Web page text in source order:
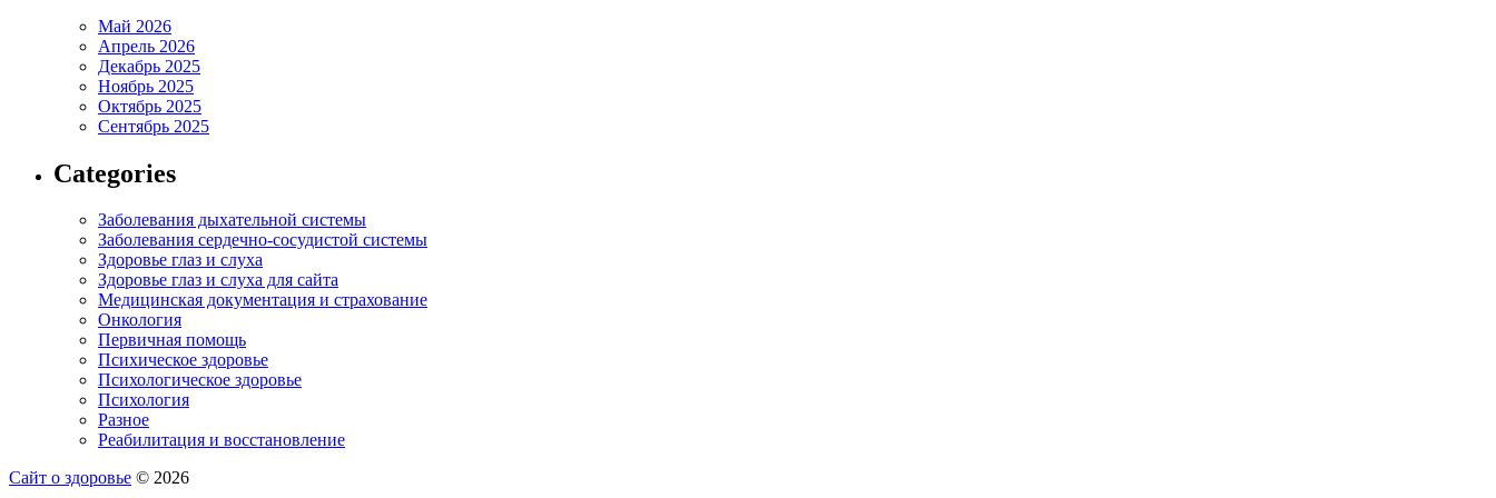
Май 2026
Апрель 2026
Декабрь 2025
Ноябрь 2025
Октябрь 2025
Сентябрь 2025
Categories
Заболевания дыхательной системы
Заболевания сердечно-сосудистой системы
Здоровье глаз и слуха
Здоровье глаз и слуха для сайта
Медицинская документация и страхование
Онкология
Первичная помощь
Психическое здоровье
Психологическое здоровье
Психология
Разное
Реабилитация и восстановление
Сайт о здоровье © 2026